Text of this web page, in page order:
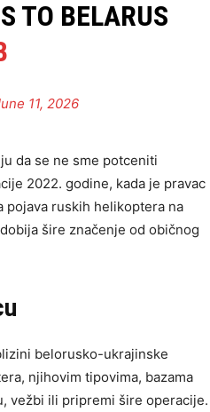
TO BELARUS
11, 2026
da se ne sme potceniti
2022. godine, kada je pravac
pojava ruskih helikoptera na
šire značenje od običnog
belorusko-ukrajinske
njihovim tipovima, bazama
vežbi ili pripremi šire operacije.